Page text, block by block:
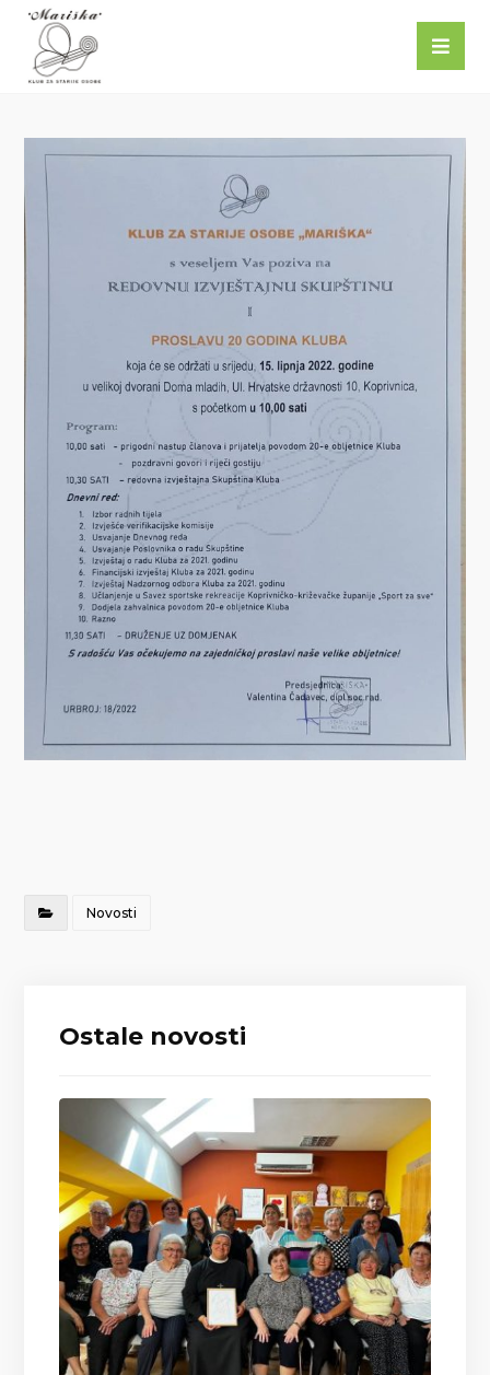
Novosti
Ostale novosti